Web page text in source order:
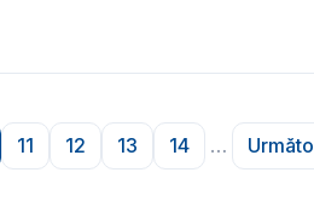
Pagina
11
Pagina
12
Pagina
13
Pagina
14 …